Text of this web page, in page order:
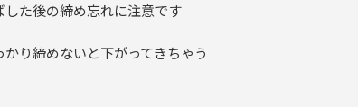
した後の締め忘れに注意です
かり締めないと下がってきちゃう